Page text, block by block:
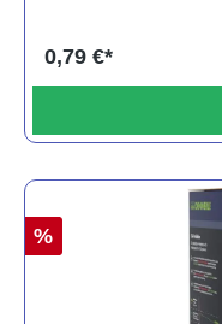
0,79 €*
%